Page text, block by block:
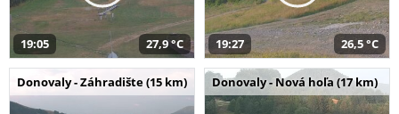
19:05 27,9 °C 19:27 26,5 °C
Donovaly - Záhradište (15 km) Donovaly - Nová hoľa (17 km)